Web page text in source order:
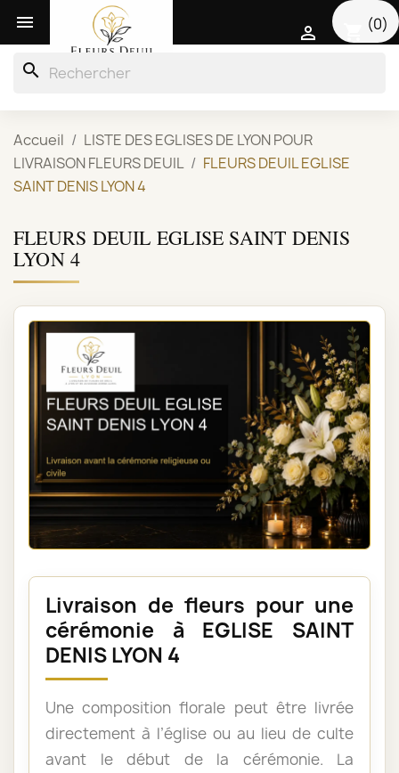
 (0)

search
Accueil
LISTE DES EGLISES DE LYON POUR
LIVRAISON FLEURS DEUIL
FLEURS DEUIL EGLISE
SAINT DENIS LYON 4
FLEURS DEUIL EGLISE SAINT DENIS
LYON 4
Livraison de fleurs pour une
cérémonie à EGLISE SAINT
DENIS LYON 4
Une composition florale peut être livrée
directement à l’église ou au lieu de culte
avant le début de la cérémonie. La